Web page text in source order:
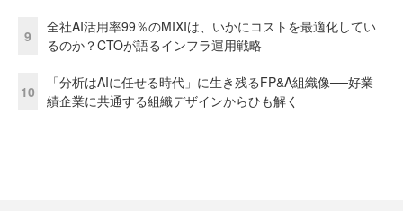
9
全社AI活用率99％のMIXIは、いかにコストを最適化してい
るのか？CTOが語るインフラ運用戦略
10
「分析はAIに任せる時代」に生き残るFP&A組織像──好業
績企業に共通する組織デザインからひも解く